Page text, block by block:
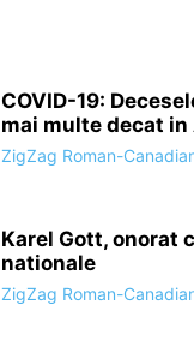
COVID-19:
mai multe decat in
ZigZag Roman-
Karel Gott, onorat
nationale
ZigZag Roman-